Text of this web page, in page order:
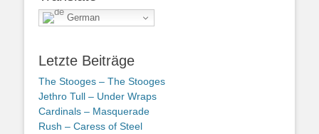
German
Letzte Beiträge
The Stooges – The Stooges
Jethro Tull – Under Wraps
Cardinals – Masquerade
Rush – Caress of Steel